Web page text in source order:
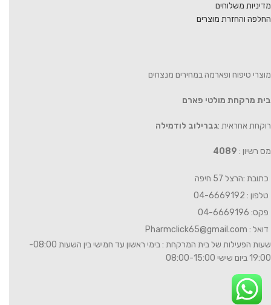
מדיניות משלוחים
החלפה והחזרת מוצרים
מוצרי טיפוח ופארמה במחירים מנצחים
בית מרקחת מולטי פארם
רוקחת אחראית :גברילוב לודמילה
מס רשיון : 4089
כתובת :הרצל 57 חיפה
טלפון : 04-6669192
פקס: 04-6669196
דואל : Pharmclick65@gmail.com
שעות הפעילות של בית המרקחת : בימי ראשון עד חמישי בין השעות 08:00-
19:00 ביום שישי 08:00-15:00